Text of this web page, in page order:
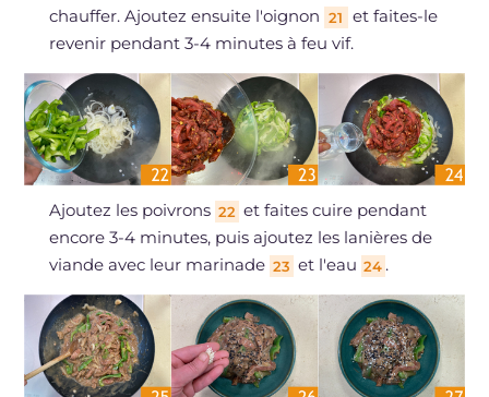
chauffer. Ajoutez ensuite l'oignon 21
et faites-le
revenir pendant 3-4 minutes à feu vif.
Ajoutez les poivrons 22 et faites cuire pendant
encore 3-4 minutes, puis ajoutez les lanières de
viande avec leur marinade 23 et l'eau 24 .